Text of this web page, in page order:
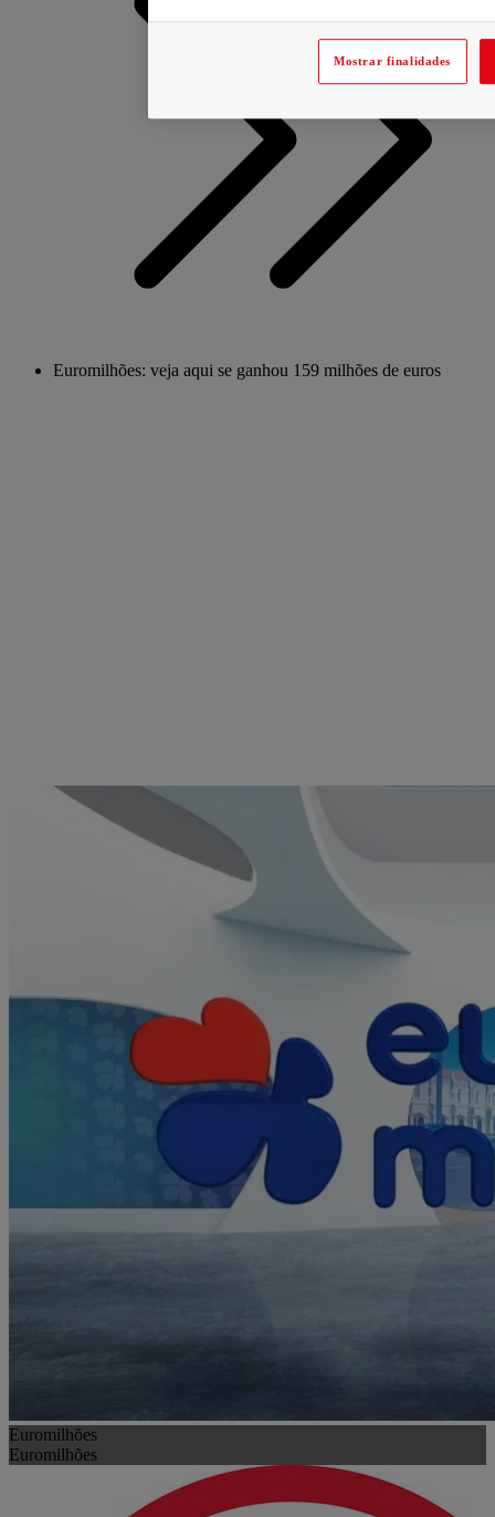
Euromilhões: veja aqui se ganhou 159 milhões de euros
Euromilhões
Euromilhões
Mostrar finalidades